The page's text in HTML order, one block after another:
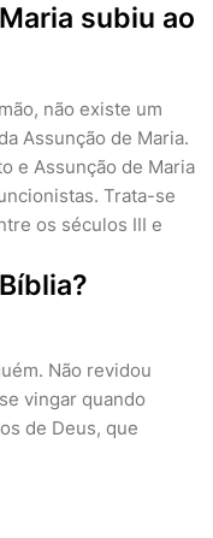
subiu ao
não existe um
Assunção de Maria.
e Assunção de Maria
Trata-se
os séculos III e
Não revidou
vingar quando
de Deus, que